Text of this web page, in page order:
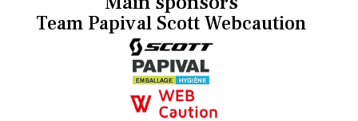
Team Papival Scott Webcaution